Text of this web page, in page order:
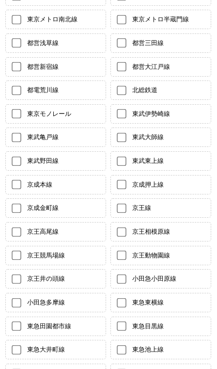
東京メトロ南北線 東京メトロ半蔵門線
都営浅草線 都営三田線
都営新宿線 都営大江戸線
都電荒川線 北総鉄道
東京モノレール 東武伊勢崎線
東武亀戸線 東武大師線
東武野田線 東武東上線
京成本線 京成押上線
京成金町線 京王線
京王高尾線 京王相模原線
京王競馬場線 京王動物園線
京王井の頭線 小田急小田原線
小田急多摩線 東急東横線
東急田園都市線 東急目黒線
東急大井町線 東急池上線